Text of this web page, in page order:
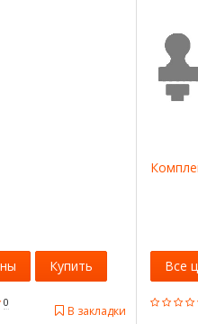
0
В закладки
Купить Все